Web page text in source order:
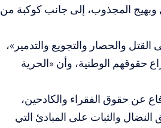
وبهيج المجذوب، إلى جانب كوكبة من
والحصار والتجويع والتدمير»،
حقوقهم الوطنية، وأن «الحرية
عن حقوق الفقراء والكادحين،
والثبات على المبادئ التي